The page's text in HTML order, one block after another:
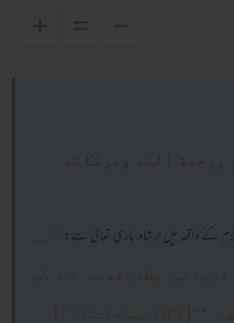
ورحمة الله وبركاته
کے واقعہ میں ارشاد باری تعالیٰ ہے: ’’ہم
بطورفدیہ دے کر